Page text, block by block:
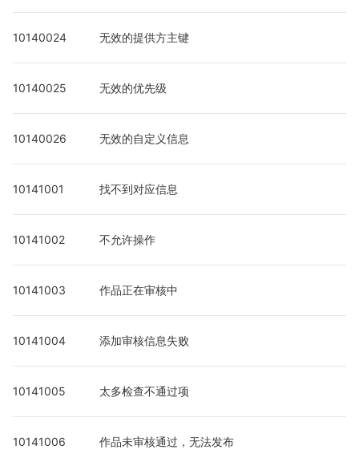
10140024 无效的提供方主键
10140025 无效的优先级
10140026 无效的自定义信息
10141001 找不到对应信息
10141002 不允许操作
10141003 作品正在审核中
10141004 添加审核信息失败
10141005 太多检查不通过项
10141006 作品未审核通过，无法发布